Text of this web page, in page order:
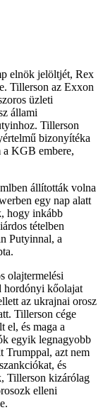
elnök jelöltjét, Rex
Tillerson az Exxon
üzleti
állami
Tillerson
bizonyítéka
a KGB embere,
állították volna
egy nap alatt
hogy inkább
tételben
Putyinnal, a
olajtermelési
hordónyi kőolajat
az ukrajnai orosz
Tillerson cége
el, és maga a
egyik legnagyobb
Trumppal, azt nem
és
Tillerson kizárólag
elleni